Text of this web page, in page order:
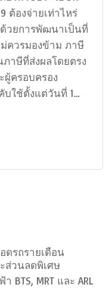
ต้องจ่ายเท่าไหร่
ด้วยการพัฒนาเป็นที่
ควรมองข้าม ภาษี
าษีที่ส่งผลโดยตรง
ผู้ครอบครอง
บใช้ตั้งแต่วันที่ 1…
ดรถรายเดือน
ส่วนลดพิเศษ
BTS, MRT และ ARL